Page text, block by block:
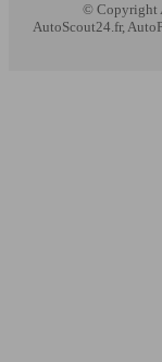
© Copyright
AutoScout24.fr,